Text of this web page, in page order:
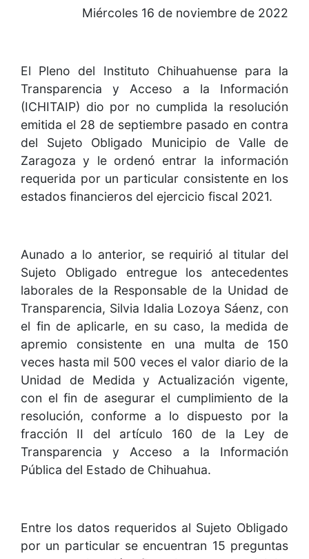
Miércoles 16 de noviembre de 2022
El Pleno del Instituto Chihuahuense para la
Transparencia y Acceso a la Información
(ICHITAIP) dio por no cumplida la resolución
emitida el 28 de septiembre pasado en contra
del Sujeto Obligado Municipio de Valle de
Zaragoza y le ordenó entrar la información
requerida por un particular consistente en los
estados financieros del ejercicio fiscal 2021.
Aunado a lo anterior, se requirió al titular del
Sujeto Obligado entregue los antecedentes
laborales de la Responsable de la Unidad de
Transparencia, Silvia Idalia Lozoya Sáenz, con
el fin de aplicarle, en su caso, la medida de
apremio consistente en una multa de 150
veces hasta mil 500 veces el valor diario de la
Unidad de Medida y Actualización vigente,
con el fin de asegurar el cumplimiento de la
resolución, conforme a lo dispuesto por la
fracción II del artículo 160 de la Ley de
Transparencia y Acceso a la Información
Pública del Estado de Chihuahua.
Entre los datos requeridos al Sujeto Obligado
por un particular se encuentran 15 preguntas